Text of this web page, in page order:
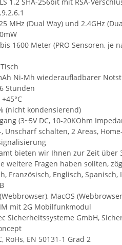
1.2 SHA-256bit mit RSA-
MHz (Dual Way) und 2.4GHz
1600 Meter (PRO Sensoren,
Ni-Mh wiederaufladbarer
Stunden
(nicht kondensierend)
(3~5V DC, 10-20KOhm
Unscharf schalten, 2 Areas,
bieten wir Ihnen zur Zeit über
weitere Fragen haben sollten,
Französisch, Englisch, Spanisch,
MacOS
mit 2G Mobilfunkmodul
Sicherheitssysteme GmbH,
RoHs, EN 50131-1 Grad 2